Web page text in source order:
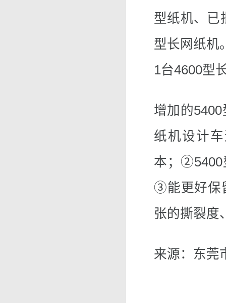
型纸机、已
型长网纸机
1台4600型
增加的
纸机设计
本；②5400
③能更好保
张的撕裂度
来源：东莞